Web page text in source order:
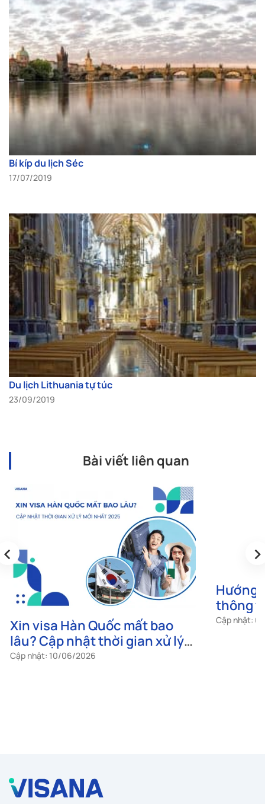
Bí kíp du lịch Séc
17/07/2019
Du lịch Lithuania tự túc
23/09/2019
Bài viết liên quan
Xin visa Hàn Quốc mất bao
lâu? Cập nhật thời gian xử lý
mới nhất 2026
Cập nhật: 10/06/2026
Hướng
‹ ›